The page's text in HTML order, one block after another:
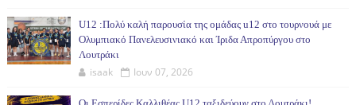
U12 :Πολύ καλή παρουσία της ομάδας u12 στο τουρνουά με
Ολυμπιακό Πανελευσινιακό και Ίριδα Απροπύργου στο
Λουτράκι
isaak Ιουν 07, 2026